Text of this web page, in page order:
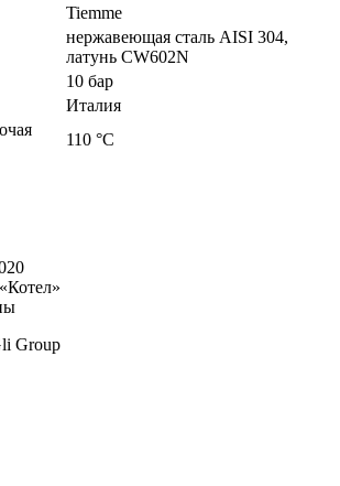
Tiemme
нержавеющая сталь AISI 304,
латунь CW602N
10 бар
Италия
110 °C
Group